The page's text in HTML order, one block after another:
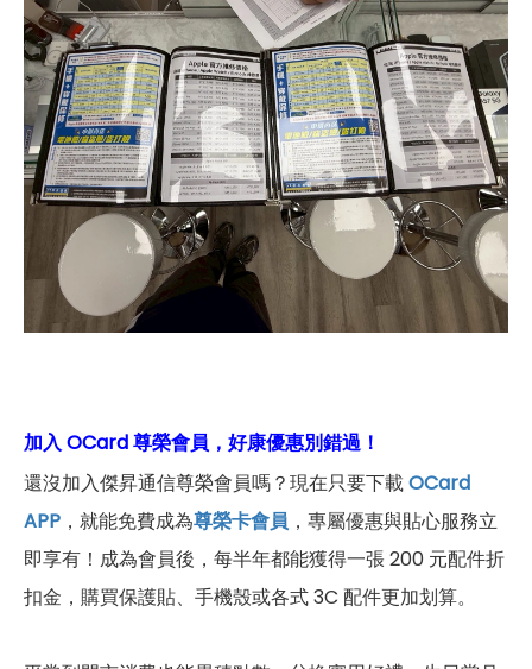
加入 OCard 尊榮會員，好康優惠別錯過！
還沒加入傑昇通信尊榮會員嗎？現在只要下載OCard
APP ，就能免費成為尊榮卡會員 ，專屬優惠與貼心服務立
即享有！成為會員後，每半年都能獲得一張 200 元配件折
扣金，購買保護貼、手機殼或各式 3C 配件更加划算。